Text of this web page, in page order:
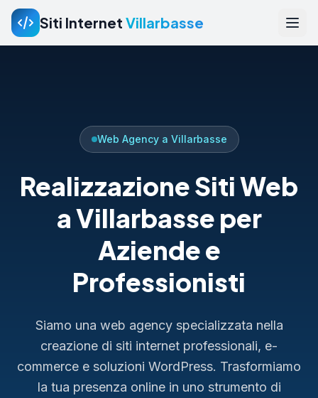
Siti Internet Villarbasse
Web Agency a Villarbasse
Realizzazione Siti Web
a Villarbasse per
Aziende e
Professionisti
Siamo una web agency specializzata nella
creazione di siti internet professionali, e-
commerce e soluzioni WordPress. Trasformiamo
la tua presenza online in uno strumento di